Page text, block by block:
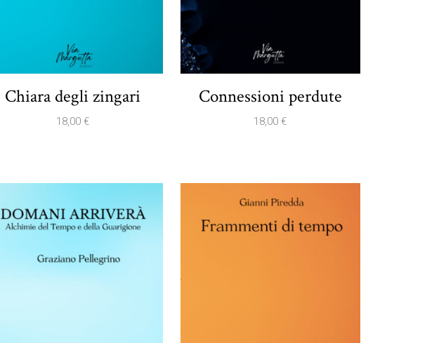
Chiara degli zingari
18,00€
Connessioni perdute
18,00€